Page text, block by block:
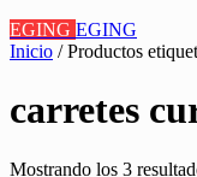
EGING EGING
Inicio / Productos
carretes
Mostrando los 3